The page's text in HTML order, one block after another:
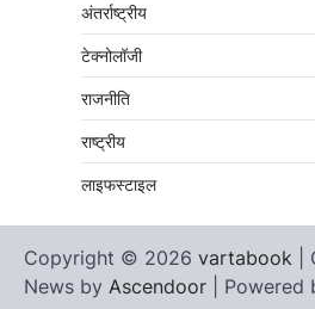
अंतर्राष्ट्रीय
टेक्नोलॉजी
राजनीति
राष्ट्रीय
लाइफस्टाइल
Copyright © 2026 vartabook |
News by Ascendoor | Powered